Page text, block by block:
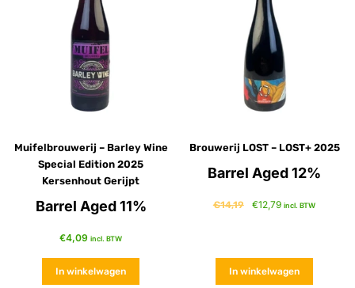
Muifelbrouwerij – Barley Wine
Special Edition 2025
Kersenhout Gerijpt
Barrel Aged 11%
€4,09 incl. BTW
In winkelwagen
Brouwerij LOST – LOST+ 2025
Barrel Aged 12%
€14,19 €12,79 incl. BTW
In winkelwagen